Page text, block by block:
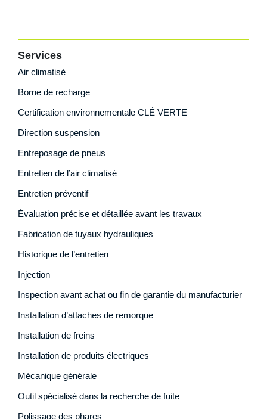
Services
Air climatisé
Borne de recharge
Certification environnementale CLÉ VERTE
Direction suspension
Entreposage de pneus
Entretien de l’air climatisé
Entretien préventif
Évaluation précise et détaillée avant les travaux
Fabrication de tuyaux hydrauliques
Historique de l’entretien
Injection
Inspection avant achat ou fin de garantie du manufacturier
Installation d’attaches de remorque
Installation de freins
Installation de produits électriques
Mécanique générale
Outil spécialisé dans la recherche de fuite
Polissage des phares